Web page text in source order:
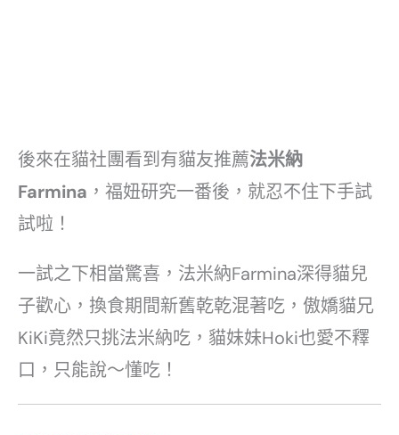
後來在貓社團看到有貓友推薦法米納
Farmina ，福妞研究一番後，就忍不住下手試
試啦！
一試之下相當驚喜，法米納Farmina深得貓兒
子歡心，換食期間新舊乾乾混著吃，傲嬌貓兄
KiKi竟然只挑法米納吃，貓妹妹Hoki也愛不釋
口，只能說～懂吃！